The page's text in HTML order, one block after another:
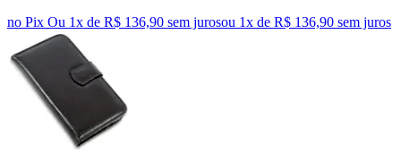
no Pix Ou 1x de R$ 136,90 sem jurosou 1x de R$ 136,90 sem juros